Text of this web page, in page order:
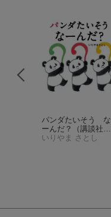
パンダたいそう な
ーんだ？
（講談社の
幼児えほん）
いりやま さとし